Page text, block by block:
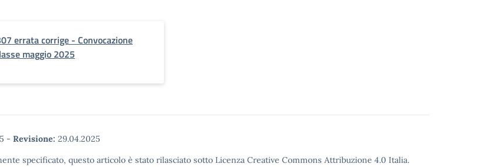
errata corrige - Convocazione
maggio 2025
- Revisione: 29.04.2025
specificato, questo articolo è stato rilasciato sotto Licenza Creative Commons Attribuzione 4.0 Italia.